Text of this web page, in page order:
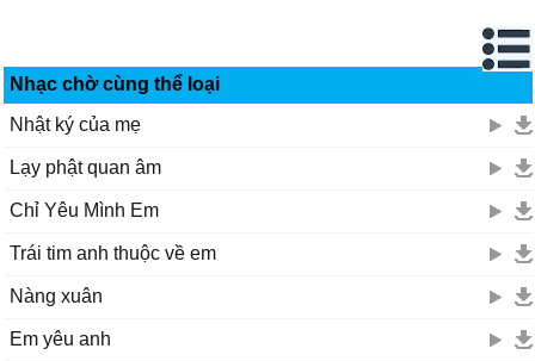
Nhạc chờ cùng thể loại
Nhật ký của mẹ
Lạy phật quan âm
Chỉ Yêu Mình Em
Trái tim anh thuộc về em
Nàng xuân
Em yêu anh